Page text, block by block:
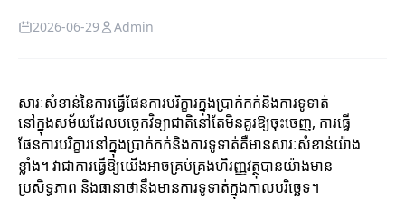
2026-06-29 Admin
សារៈសំខាន់នៃការធ្វើផែនការបរិក្ខារ​ក្នុងប្រាក់កក់និងការទូទាត់
នៅក្នុងសម័យដែលបច្ចេកវិទ្យាជាតិនៅតែមិនគួរឱ្យចុះចេញ, ការធ្វើ
ផែនការបរិក្ខារនៅក្នុងប្រាក់កក់និងការទូទាត់គឺមានសារៈសំខាន់យ៉ាង
ខ្លាំង។ វាជាការធ្វើឱ្យយើងអាចគ្រប់គ្រងហិរញ្ញវត្ថុបានយ៉ាងមាន
ប្រសិទ្ធភាព និងធានាថានឹងមានការទូទាត់ក្នុងកាលបរិច្ឆេទ។